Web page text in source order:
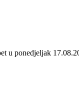
u ponedjeljak